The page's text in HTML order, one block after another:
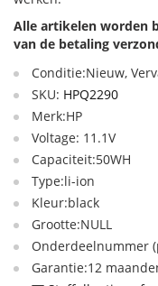
Alle artikelen worden
van de betaling
Conditie:Nieuw,
SKU: HPQ2290
Merk:HP
Voltage: 11.1V
Capaciteit:50WH
Type:li-ion
Kleur:black
Grootte:NULL
Onderdeelnummer
Garantie:12